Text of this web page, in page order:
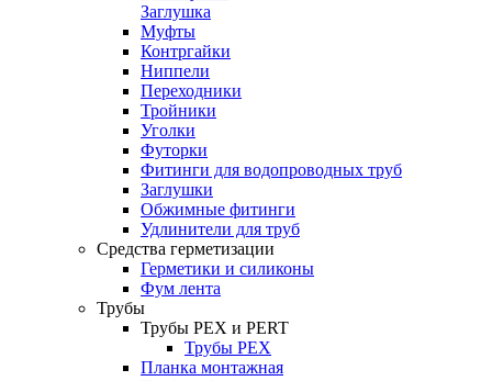
Заглушка
Муфты
Контргайки
Ниппели
Переходники
Тройники
Уголки
Футорки
Фитинги для водопроводных труб
Заглушки
Обжимные фитинги
Удлинители для труб
Средства герметизации
Герметики и силиконы
Фум лента
Трубы
Трубы PEX и PERT
Трубы PEX
Планка монтажная